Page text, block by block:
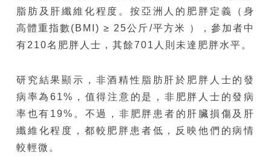
脂肪及肝纖維化程度。按亞洲人的肥胖定義（身
高體重指數(BMI) ≥ 25公斤/平方米 ），參加者中
有210名肥胖人士，其餘701人則未達肥胖水平。
研究結果顯示，非酒精性脂肪肝於肥胖人士的發
病率為61%，值得注意的是，非肥胖人士的發病
率也有19%。不過，非肥胖患者的肝臟損傷及肝
纖維化程度，都較肥胖患者低，反映他們的病情
較輕微。